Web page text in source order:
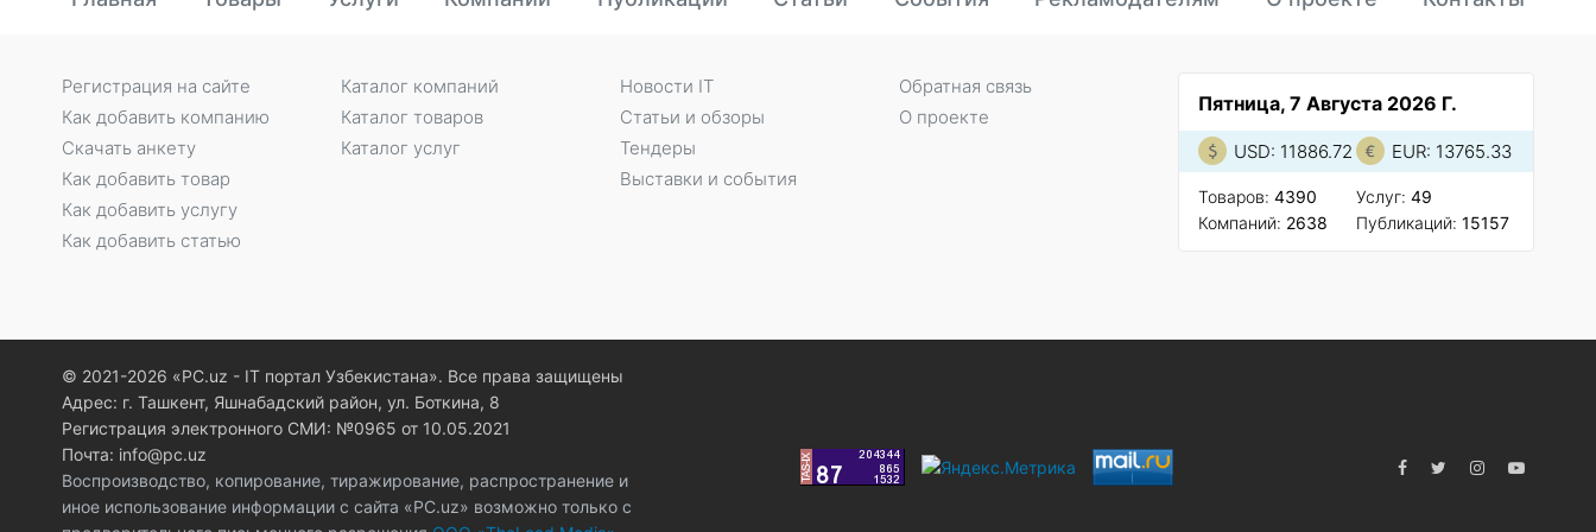
Пятница, 7 Августа 2026 Г.
USD: 11886.72 EUR: 13765.33
Товаров: 4390
Компаний: 2638
Услуг: 49
Публикаций: 15157
Регистрация на сайте
Как добавить компанию
Скачать анкету
Как добавить товар
Как добавить услугу
Как добавить статью
Каталог компаний
Каталог товаров
Каталог услуг
Новости IT
Статьи и обзоры
Тендеры
Выставки и события
Обратная связь
О проекте
© 2021-2026 «PC.uz - IT портал Узбекистана». Все права защищены
Адрес: г. Ташкент, Яшнабадский район, ул. Боткина, 8
Регистрация электронного СМИ: №0965 от 10.05.2021
Почта: info@pc.uz
Воспроизводство, копирование, тиражирование, распространение и
иное использование информации с сайта «PC.uz» возможно только с